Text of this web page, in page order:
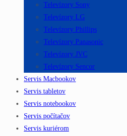
Televízory Sony
Televízory LG
Televízory Phillips
Televízory Panasonic
Televízory JVC
Televízory Sencor
Servis Macbookov
Servis tabletov
Servis notebookov
Servis počítačov
Servis kuriérom